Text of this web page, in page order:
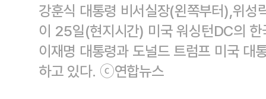
강훈식 대통령 비서실장(왼쪽부터),위성
이 25일(현지시간) 미국 워싱턴DC의
이재명 대통령과 도널드 트럼프 미국 대
하고 있다. ⓒ연합뉴스